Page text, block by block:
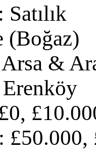
Satılık
(Boğaz)
Arsa &
£50.000,